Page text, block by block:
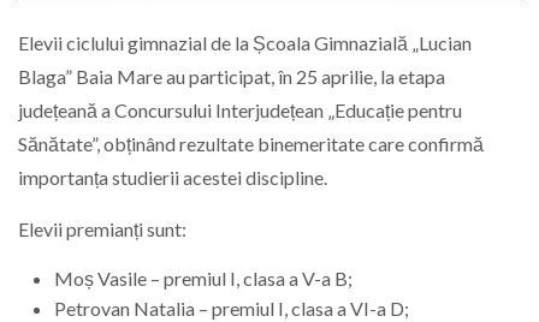
Elevii ciclului gimnazial de la Școala Gimnazială „Lucian
Blaga” Baia Mare au participat, în 25 aprilie, la etapa
județeană a Concursului Interjudețean „Educație pentru
Sănătate”, obținând rezultate binemeritate care confirmă
importanța studierii acestei discipline.
Elevii premianți sunt:
Moș Vasile – premiul I, clasa a V-a B;
Petrovan Natalia – premiul I, clasa a VI-a D;